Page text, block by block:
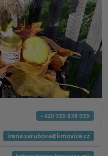
Další
+420 725 838 035
irena.zarubova@krnovice.cz